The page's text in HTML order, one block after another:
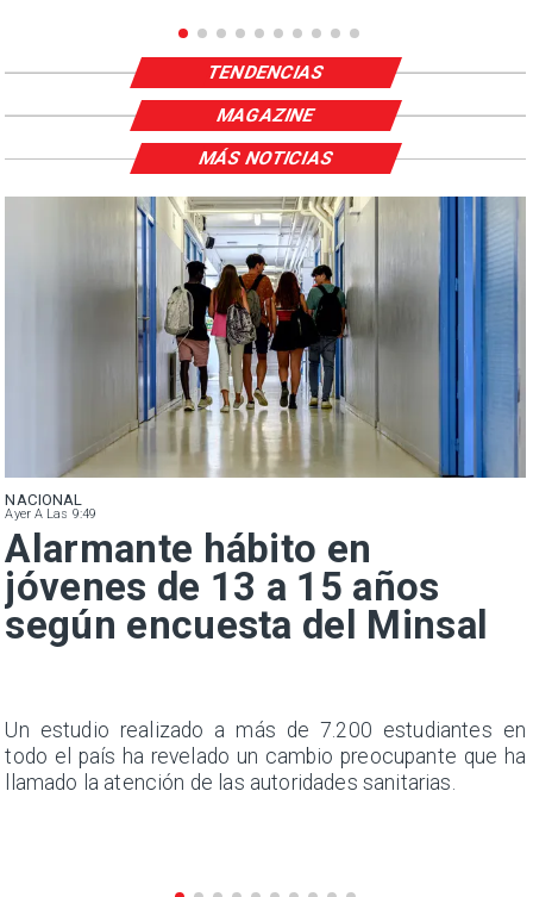
TENDENCIAS
MAGAZINE
NACIONAL
Ayer A Las 9:49
Alarmante hábito en
jóvenes de 13 a 15 años
según encuesta del Minsal
Un estudio realizado a más de 7.200 estudiantes en
todo el país ha revelado un cambio preocupante que ha
llamado la atención de las autoridades sanitarias.
MÁS NOTICIAS